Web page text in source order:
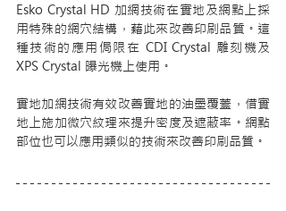
Esko Crystal HD 加網技術在實地及網點上採
用特殊的網穴結構，藉此來改善印刷品質。這
種技術的應用侷限在 CDI Crystal 雕刻機及
XPS Crystal 曝光機上使用。
實地加網技術有效改善實地的油墨覆蓋，借實
地上施加微穴紋理來提升密度及遮蔽率。網點
部位也可以應用類似的技術來改善印刷品質。